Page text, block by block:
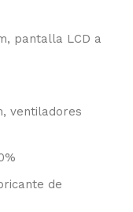
pantalla LCD a
ventiladores
de